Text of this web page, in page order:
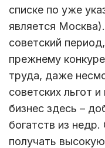
списке по уже
является
советский
прежнему
труда, даже
советских льгот
бизнес здесь –
богатств из
получать